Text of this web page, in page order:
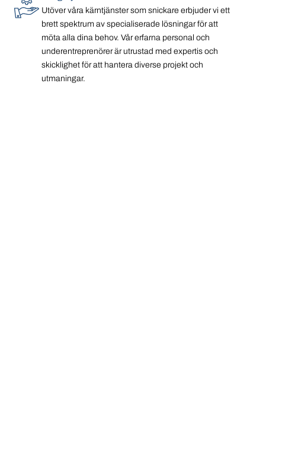
Utöver våra kärntjänster som snickare erbjuder vi ett
brett spektrum av specialiserade lösningar för att
möta alla dina behov. Vår erfarna personal och
underentreprenörer är utrustad med expertis och
skicklighet för att hantera diverse projekt och
utmaningar.